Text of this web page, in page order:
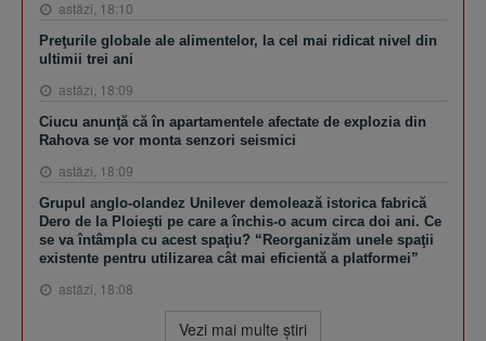
astăzi, 18:10
Preţurile globale ale alimentelor, la cel mai ridicat nivel din
ultimii trei ani
astăzi, 18:09
Ciucu anunţă că în apartamentele afectate de explozia din
Rahova se vor monta senzori seismici
astăzi, 18:09
Grupul anglo-olandez Unilever demolează istorica fabrică
Dero de la Ploieşti pe care a închis-o acum circa doi ani. Ce
se va întâmpla cu acest spaţiu? “Reorganizăm unele spaţii
existente pentru utilizarea cât mai eficientă a platformei”
astăzi, 18:08
Vezi mai multe ştiri